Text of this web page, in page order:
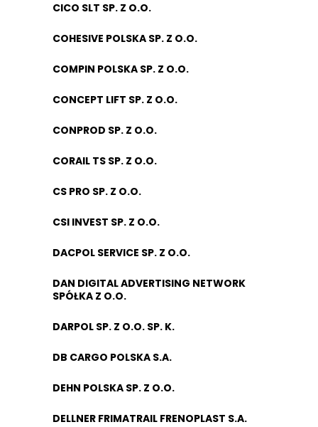
CICO SLT SP. Z O.O.
COHESIVE POLSKA SP. Z O.O.
COMPIN POLSKA SP. Z O.O.
CONCEPT LIFT SP. Z O.O.
CONPROD SP. Z O.O.
CORAIL TS SP. Z O.O.
CS PRO SP. Z O.O.
CSI INVEST SP. Z O.O.
DACPOL SERVICE SP. Z O.O.
DAN DIGITAL ADVERTISING NETWORK
SPÓŁKA Z O.O.
DARPOL SP. Z O.O. SP. K.
DB CARGO POLSKA S.A.
DEHN POLSKA SP. Z O.O.
DELLNER FRIMATRAIL FRENOPLAST S.A.